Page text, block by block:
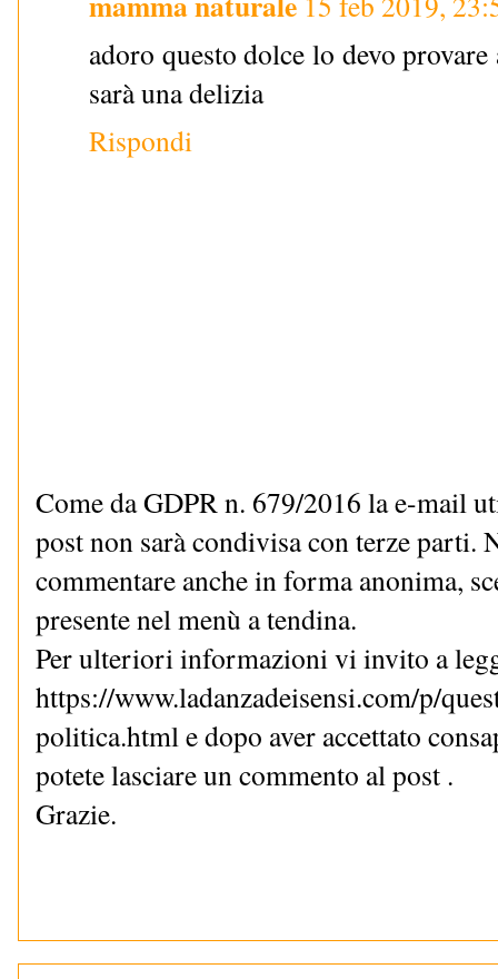
adoro questo dolce lo devo
sarà una delizia
Rispondi
Come da GDPR n. 679/2016 la e-mail
post non sarà condivisa con terze parti.
commentare anche in forma anonima,
presente nel menù a tendina.
Per ulteriori informazioni vi invito a
https://www.ladanzadeisensi.com/p/
politica.html e dopo aver accettato
potete lasciare un commento al post .
Grazie.